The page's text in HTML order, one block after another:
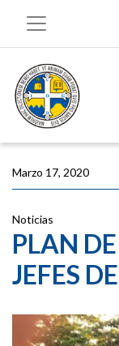
Marzo 17, 2020
Noticias
PLAN
JEFES